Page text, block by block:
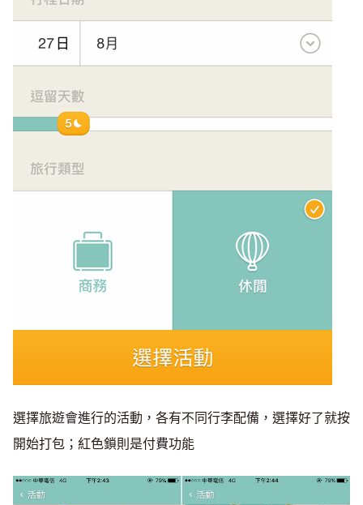
選擇旅遊會進行的活動，各有不同行李配備，選擇好了就按
開始打包；紅色鎖則是付費功能